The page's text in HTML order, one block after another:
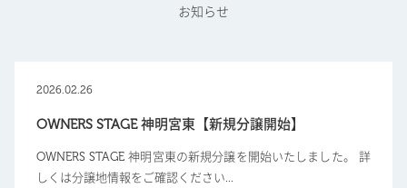
お知らせ
2026.02.26
OWNERS STAGE 神明宮東【新規分譲開始】
OWNERS STAGE 神明宮東の新規分譲を開始いたしました。 詳
しくは分譲地情報をご確認ください...